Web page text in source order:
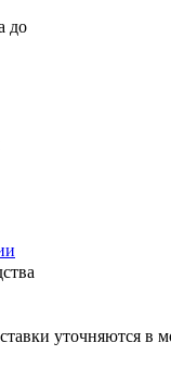
до
уточняются в